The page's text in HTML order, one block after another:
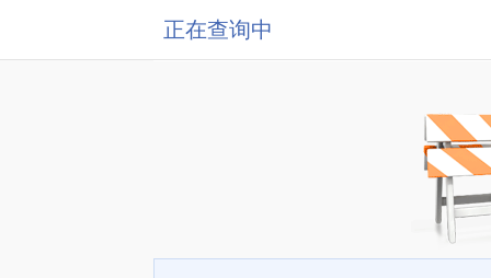
正在查询中